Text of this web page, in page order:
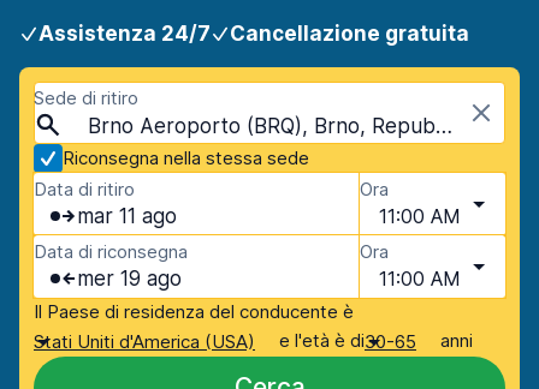
Assistenza 24/7 Cancellazione gratuita
Sede di ritiro
Brno Aeroporto (BRQ), Brno, Repubblica Ceca
Riconsegna nella stessa sede
Data di ritiro
mar 11 ago
Ora
11:00 AM
Data di riconsegna
mer 19 ago
Ora
11:00 AM
Il Paese di residenza del conducente è
Stati Uniti d'America (USA)
e l'età è di30-65 anni